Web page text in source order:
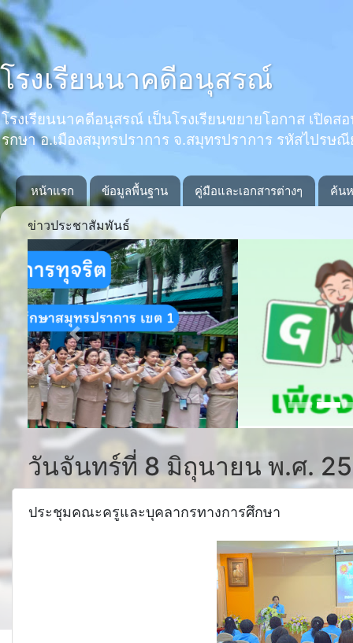
โรงเรียนนาคดีอนุสรณ์
โรงเรียนนาคดีอนุสรณ์ เป็นโรงเรียนขยายโอกาส เปิ
รกษา อ.เมืองสมุทรปราการ จ.สมุทรปราการ รหัสไปรษ
หน้าแรก ข้อมูลพื้นฐาน คู่มือและเอกสารต่างๆ ค้น
ข่าวประชาสัมพันธ์
Previous
วันจันทร์ที่ 8 มิถุนายน พ.ศ.
ประชุมคณะครูและบุคลากรทางการศึกษา